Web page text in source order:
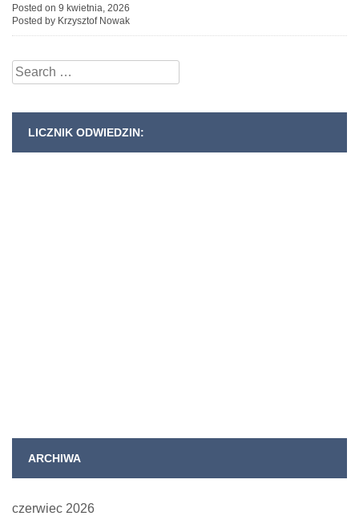
Posted on 9 kwietnia, 2026
Posted by Krzysztof Nowak
Search
for:
LICZNIK ODWIEDZIN:
ARCHIWA
czerwiec 2026